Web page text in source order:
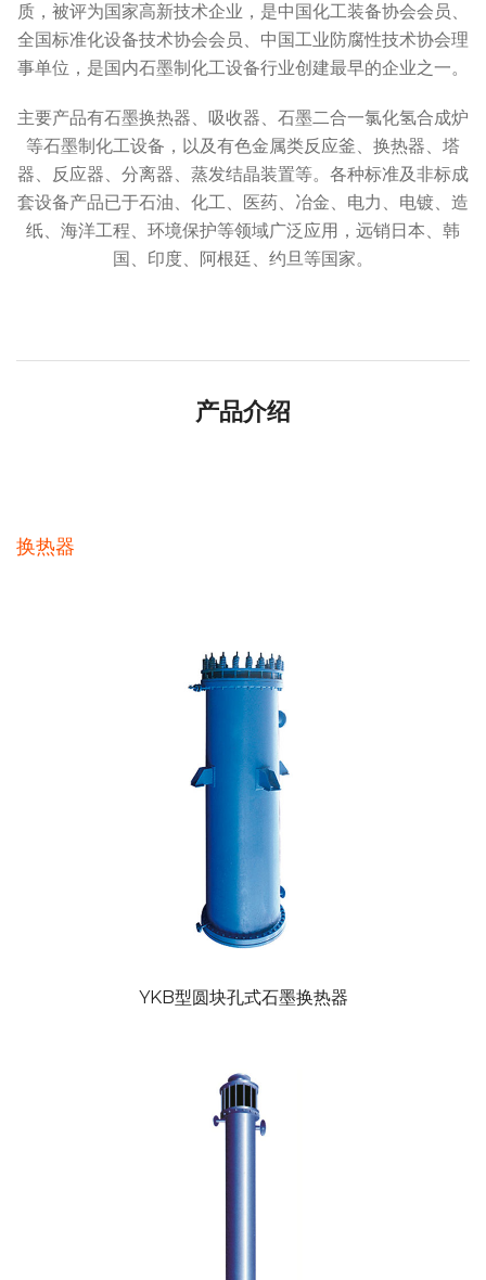
质，被评为国家高新技术企业，是中国化工装备协会会员、
全国标准化设备技术协会会员、中国工业防腐性技术协会理
事单位，是国内石墨制化工设备行业创建最早的企业之一。
主要产品有石墨换热器、吸收器、石墨二合一氯化氢合成炉
等石墨制化工设备，以及有色金属类反应釜、换热器、塔
器、反应器、分离器、蒸发结晶装置等。各种标准及非标成
套设备产品已于石油、化工、医药、冶金、电力、电镀、造
纸、海洋工程、环境保护等领域广泛应用，远销日本、韩
国、印度、阿根廷、约旦等国家。
产品介绍
换热器
YKB型圆块孔式石墨换热器